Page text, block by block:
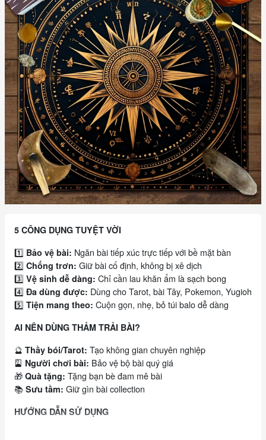
5 CÔNG DỤNG TUYỆT VỜI
1️⃣ Bảo vệ bài: Ngăn bài tiếp xúc trực tiếp với bề mặt bàn
2️⃣ Chống trơn: Giữ bài cố định, không bị xê dịch
3️⃣ Vệ sinh dễ dàng: Chỉ cần lau khăn ẩm là sạch bong
4️⃣ Đa dùng được: Dùng cho Tarot, bài Tây, Pokemon, Yugioh
5️⃣ Tiện mang theo: Cuộn gọn, nhẹ, bỏ túi balo dễ dàng
AI NÊN DÙNG THẢM TRẢI BÀI?
🔮 Thầy bói/Tarot: Tạo không gian chuyên nghiệp
🎴 Người chơi bài: Bảo vệ bộ bài quý giá
🎁 Quà tặng: Tặng bạn bè đam mê bài
📚 Sưu tầm: Giữ gìn bài collection
HƯỚNG DẪN SỬ DỤNG